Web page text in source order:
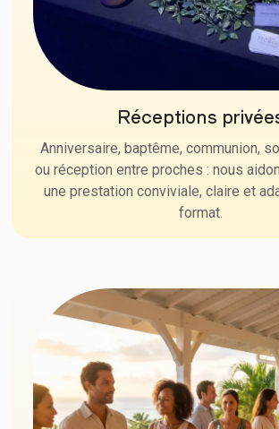
Réceptions
Anniversaire, baptême, communion,
ou réception entre proches : nous
une prestation conviviale, claire et
format.